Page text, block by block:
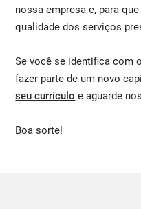
nossa empresa e, para
qualidade dos serviços
Se você se identifica com
fazer parte de um novo
seu currículo e aguarde
Boa sorte!